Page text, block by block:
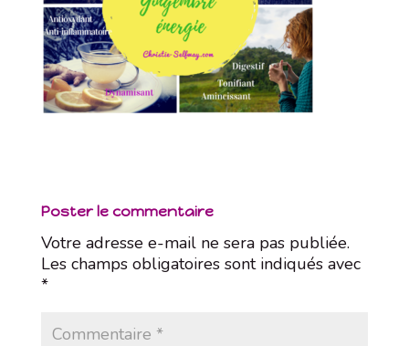
Poster le commentaire
Votre adresse e-mail ne sera pas publiée.
Les champs obligatoires sont indiqués avec
*